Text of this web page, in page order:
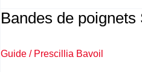
Bandes de
Guide / Prescillia Bavoil
Bandes